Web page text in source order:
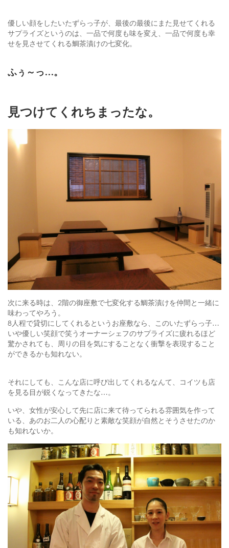
優しい顔をしたいたずらっ子が、最後の最後にまた見せてくれる
サプライズというのは、一品で何度も味を変え、一品で何度も幸
せを見させてくれる鯛茶漬けの七変化。
ふぅ～っ…。
見つけてくれちまったな。
次に来る時は、2階の御座敷で七変化する鯛茶漬けを仲間と一緒に
味わってやろう。
8人程で貸切にしてくれるというお座敷なら、このいたずらっ子…
いや優しい笑顔で笑うオーナーシェフのサプライズに疲れるほど
驚かされても、周りの目を気にすることなく衝撃を表現すること
ができるかも知れない。
それにしても、こんな店に呼び出してくれるなんて、コイツも店
を見る目が鋭くなってきたな…。
いや、女性が安心して先に店に来て待ってられる雰囲気を作って
いる、あのお二人の心配りと素敵な笑顔が自然とそうさせたのか
も知れないか。